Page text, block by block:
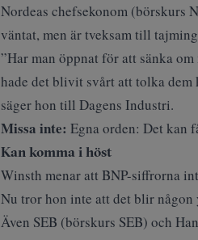
Nordeas chefsekonom (börskurs
väntat, men är tveksam till
”Har man öppnat för att sänka
hade det blivit svårt att tolka dem
säger hon till Dagens Industri.
Missa inte: Egna orden: Det kan
Kan komma i höst
Winsth menar att BNP-siffrorna
Nu tror hon inte att det blir
Även SEB (börskurs SEB) och